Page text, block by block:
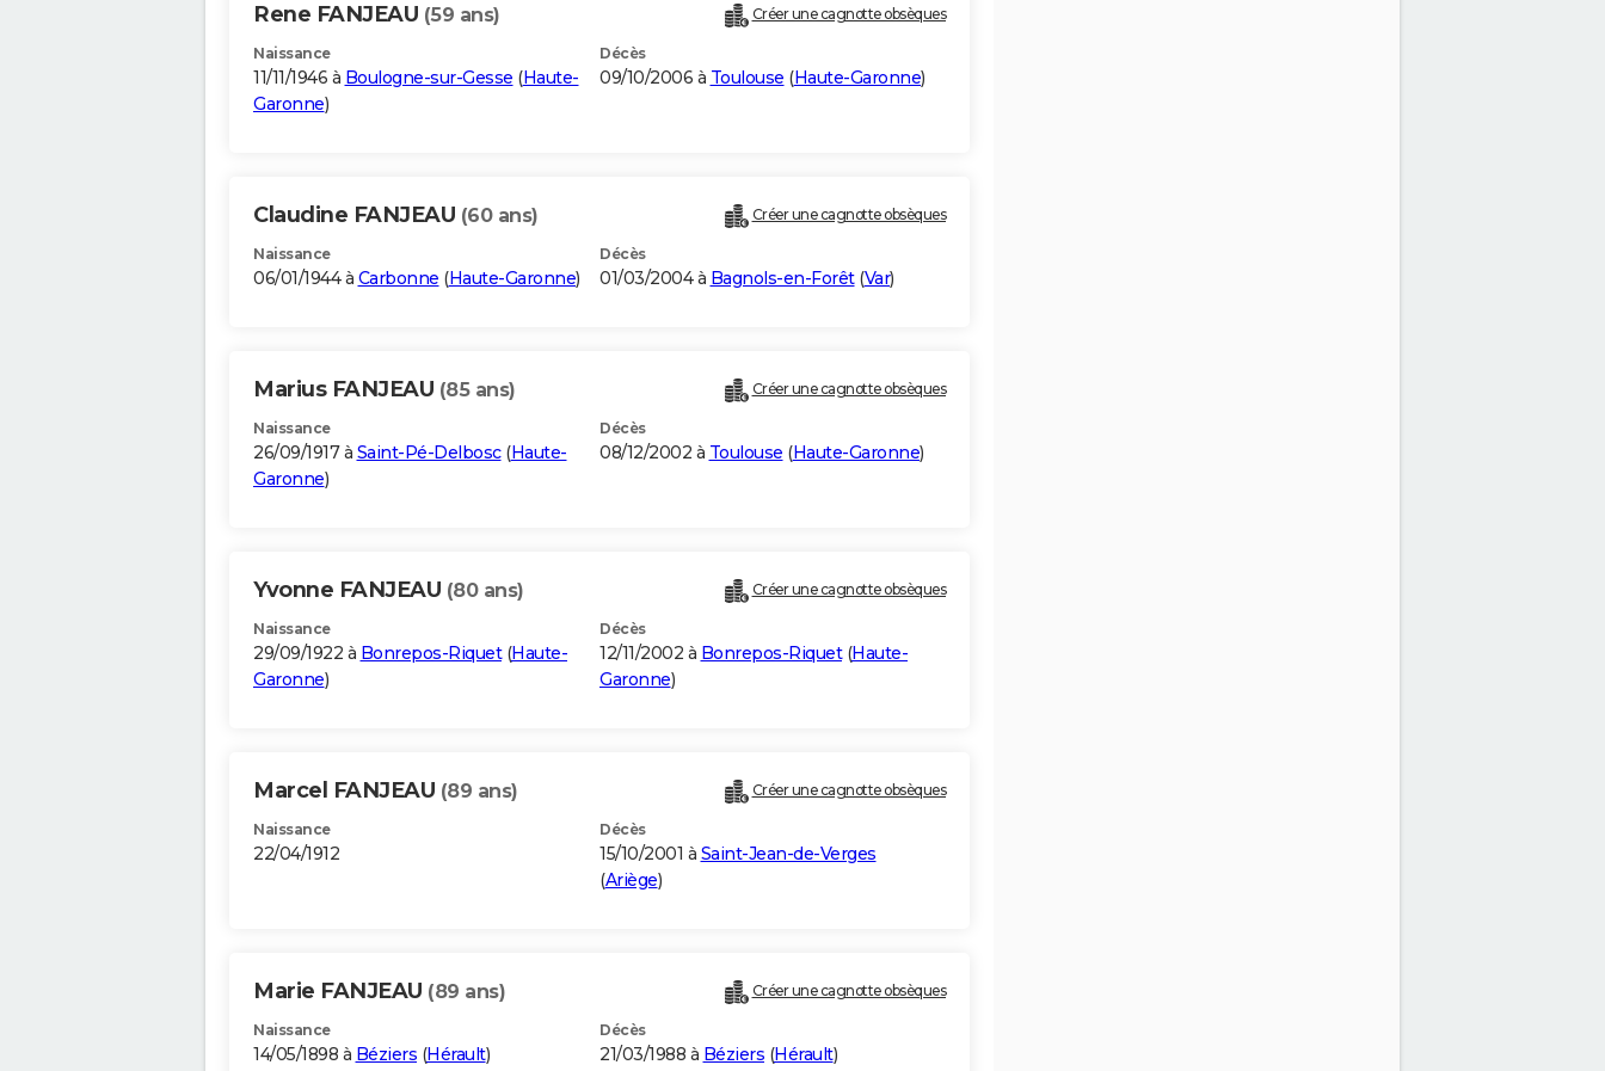
Rene FANJEAU (59 ans) Créer une cagnotte obsèques
Naissance
11/11/1946 à Boulogne-sur-Gesse (Haute-
Garonne)
Décès
09/10/2006 à Toulouse (Haute-Garonne)
Claudine FANJEAU (60 ans) Créer une cagnotte obsèques
Naissance
06/01/1944 à Carbonne (Haute-Garonne)
Décès
01/03/2004 à Bagnols-en-Forêt(Var)
Marius FANJEAU (85 ans) Créer une cagnotte obsèques
Naissance
26/09/1917 à Saint-Pé-Delbosc(Haute-
Garonne)
Décès
08/12/2002 à Toulouse (Haute-Garonne)
Yvonne FANJEAU (80 ans) Créer une cagnotte obsèques
Naissance
29/09/1922 à Bonrepos-Riquet(Haute-
Garonne)
Décès
12/11/2002 à Bonrepos-Riquet(Haute-
Garonne)
Marcel FANJEAU (89 ans) Créer une cagnotte obsèques
Naissance
22/04/1912
Décès
15/10/2001 à Saint-Jean-de-Verges
(Ariège)
Marie FANJEAU (89 ans) Créer une cagnotte obsèques
Naissance
14/05/1898 à Béziers (Hérault)
Décès
21/03/1988 à Béziers (Hérault)